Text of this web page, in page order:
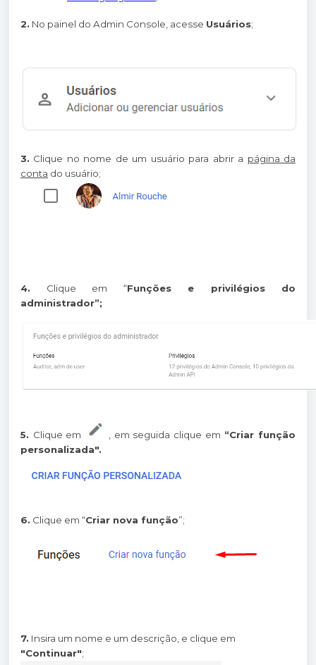
2. No painel do Admin Console, acesse Usuários;
3. Clique no nome de um usuário para abrir a página da
conta do usuário;
4. Clique em “Funções e privilégios do
administrador”;
5. Clique em , em seguida clique em “Criar função
personalizada".
6. Clique em “Criar nova função”;
7. Insira um nome e um descrição, e clique em
"Continuar";